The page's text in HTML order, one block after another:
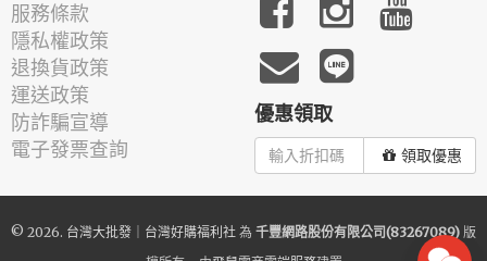
服務條款
隱私權政策
退換貨政策
運送政策
防詐騙宣導
電子發票查詢
優惠領取
領取優惠
© 2026. 台灣大批發｜台灣好購福利社 為 千豐網路股份有限公司(83267089) 版